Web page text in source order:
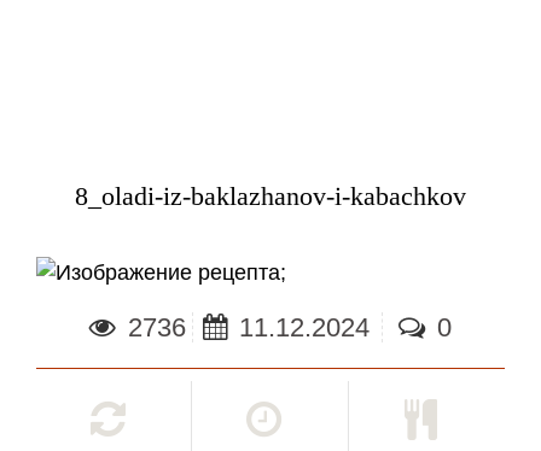
8_oladi-iz-baklazhanov-i-kabachkov
;
2736 11.12.2024 0